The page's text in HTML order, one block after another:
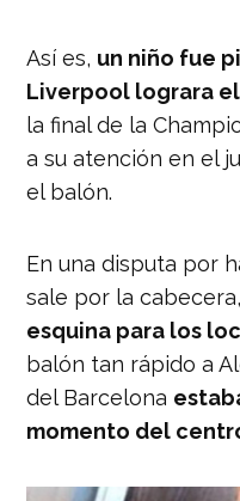
Así es, un niño fue
Liverpool lograra
la final de la
a su atención en el
el balón.
En una disputa por
sale por la
esquina para los
balón tan rápido a
del Barcelona
momento del